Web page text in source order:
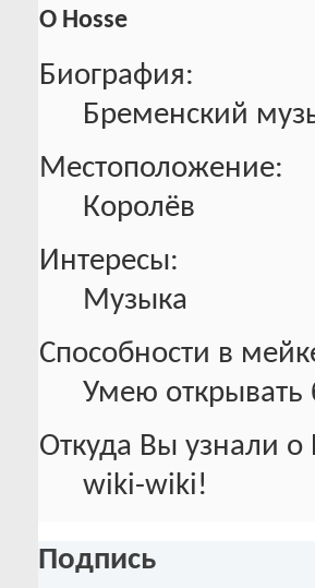
О Hosse
Биография:
Бременский
Местоположение:
Королёв
Интересы:
Музыка
Способности в
Умею открывать
Откуда Вы узнали о
wiki-wiki!
Подпись